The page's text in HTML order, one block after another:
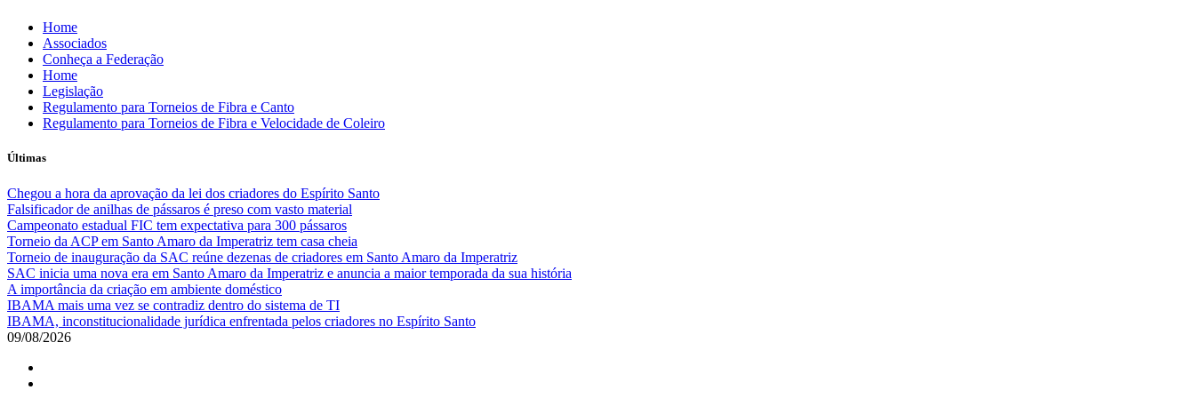
Skip
content
Home
Associados
Conheça a Federação
Home
Legislação
Regulamento para Torneios de Fibra e Canto
Regulamento para Torneios de Fibra e Velocidade de Coleiro
Últimas
Chegou a hora da aprovação da lei dos criadores do Espírito Santo
Falsificador de anilhas de pássaros é preso com vasto material
Campeonato estadual FIC tem expectativa para 300 pássaros
Torneio da ACP em Santo Amaro da Imperatriz tem casa cheia
Torneio de inauguração da SAC reúne dezenas de criadores em Santo Amaro da Imperatriz
SAC inicia uma nova era em Santo Amaro da Imperatriz e anuncia a maior temporada da sua história
A importância da criação em ambiente doméstico
IBAMA mais uma vez se contradiz dentro do sistema de TI
IBAMA, inconstitucionalidade jurídica enfrentada pelos criadores no Espírito Santo
09/08/2026